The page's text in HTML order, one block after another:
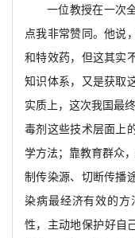
一位教授在一次
点我非常赞同。他说
和特效药，但这其实
知识体系，又是获取
实质上，这次我国最
毒剂这些技术层面上
学方法；靠教育群众
制传染源、切断传播
染病最经济有效的方
性，主动地保护好自